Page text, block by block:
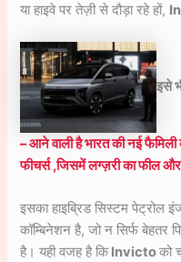
या हाइवे पर तेज़ी से दौड़ा रहे हों,
इसे
– आने वाली है भारत की नई
फीचर्स ,जिसमें लग्ज़री का फील
इसका हाइब्रिड सिस्टम पेट्रोल
कॉम्बिनेशन है, जो न सिर्फ बेहतर
है। यही वजह है किInvictoको